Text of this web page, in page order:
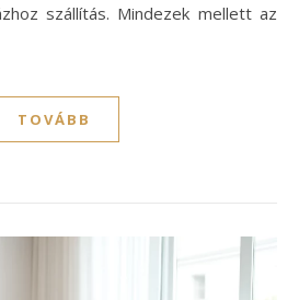
szállítás. Mindezek mellett az
TOVÁBB